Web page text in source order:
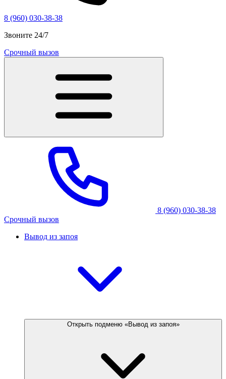
8 (960) 030-38-38
Звоните 24/7
Срочный вызов
8 (960) 030-38-38
Срочный вызов
Вывод из запоя
Открыть подменю «Вывод из запоя»